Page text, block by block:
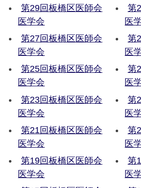
第29回板橋区医師会
医学会
第
医
第27回板橋区医師会
医学会
第
医
第25回板橋区医師会
医学会
第
医
第23回板橋区医師会
医学会
第
医
第21回板橋区医師会
医学会
第
医
第19回板橋区医師会
医学会
第
医